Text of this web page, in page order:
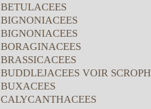
BETULACEES
BIGNONIACEES
BIGNONIACEES
BORAGINACEES
BRASSICACEES
BUDDLEJACEES VOIR
BUXACEES
CALYCANTHACEES